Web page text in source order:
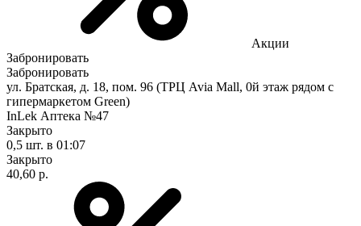
Акции
Забронировать
Забронировать
ул. Братская, д. 18, пом. 96 (ТРЦ Avia Mall, 0й этаж рядом с
гипермаркетом Green)
InLek Аптека №47
Закрыто
0,5 шт. в 01:07
Закрыто
40,60 р.